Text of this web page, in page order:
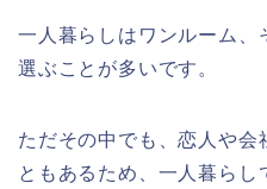
一人暮らしはワンルーム
選ぶことが多いです。
ただその中でも、恋人や会
ともあるため、一人暮らし